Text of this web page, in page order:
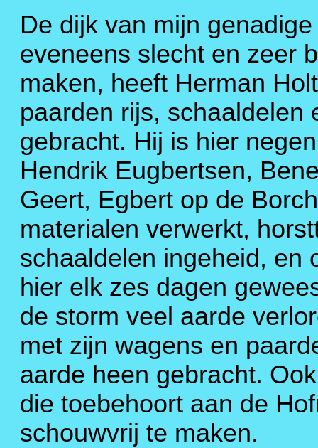
De dijk van mijn
eveneens slecht en zeer
maken, heeft Herman
paarden rijs, schaaldelen
gebracht. Hij is hier
Hendrik Eugbertsen,
Geert, Egbert op de
materialen verwerkt,
schaaldelen ingeheid, en
hier elk zes dagen
de storm veel aarde
met zijn wagens en
aarde heen gebracht.
die toebehoort aan de
schouwvrij te maken.